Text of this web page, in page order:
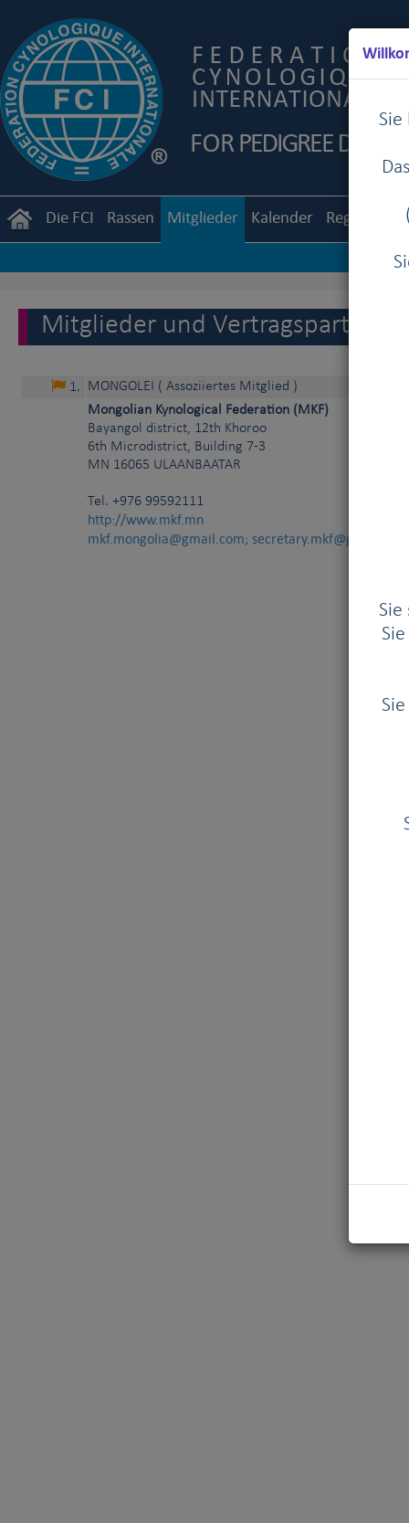
Sie
Sie
Die FCI Rassen Mitglieder Kalender Reglemente
Mitglieder und Vertragspartner
1. MONGOLEI
( Assoziiertes Mitglied )
Mongolian Kynological Federation (MKF)
Bayangol district, 12th Khoroo
6th Microdistrict, Building 7-3
MN 16065 ULAANBAATAR
Tel. +976 99592111
http://www.mkf.mn
mkf.mongolia@gmail.com; secretary.mkf@gmail.com